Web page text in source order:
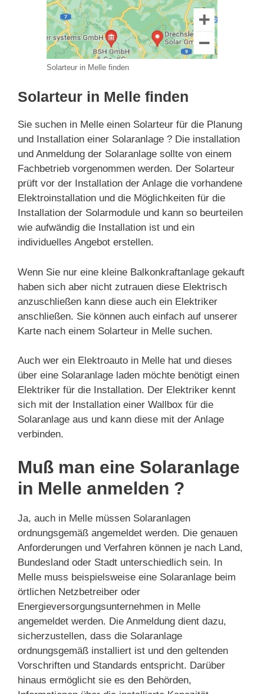
Solarteur in Melle finden
Solarteur in Melle finden
Sie suchen in Melle einen Solarteur für die Planung
und Installation einer Solaranlage ? Die installation
und Anmeldung der Solaranlage sollte von einem
Fachbetrieb vorgenommen werden. Der Solarteur
prüft vor der Installation der Anlage die vorhandene
Elektroinstallation und die Möglichkeiten für die
Installation der Solarmodule und kann so beurteilen
wie aufwändig die Installation ist und ein
individuelles Angebot erstellen.
Wenn Sie nur eine kleine Balkonkraftanlage gekauft
haben sich aber nicht zutrauen diese Elektrisch
anzuschließen kann diese auch ein Elektriker
anschließen. Sie können auch einfach auf unserer
Karte nach einem Solarteur in Melle suchen.
Auch wer ein Elektroauto in Melle hat und dieses
über eine Solaranlage laden möchte benötigt einen
Elektriker für die Installation. Der Elektriker kennt
sich mit der Installation einer Wallbox für die
Solaranlage aus und kann diese mit der Anlage
verbinden.
Muß man eine Solaranlage
in Melle anmelden ?
Ja, auch in Melle müssen Solaranlagen
ordnungsgemäß angemeldet werden. Die genauen
Anforderungen und Verfahren können je nach Land,
Bundesland oder Stadt unterschiedlich sein. In
Melle muss beispielsweise eine Solaranlage beim
örtlichen Netzbetreiber oder
Energieversorgungsunternehmen in Melle
angemeldet werden. Die Anmeldung dient dazu,
sicherzustellen, dass die Solaranlage
ordnungsgemäß installiert ist und den geltenden
Vorschriften und Standards entspricht. Darüber
hinaus ermöglicht sie es den Behörden,